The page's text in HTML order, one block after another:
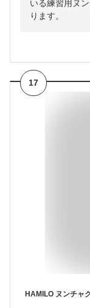
いる練習用ヌ
ります。
17